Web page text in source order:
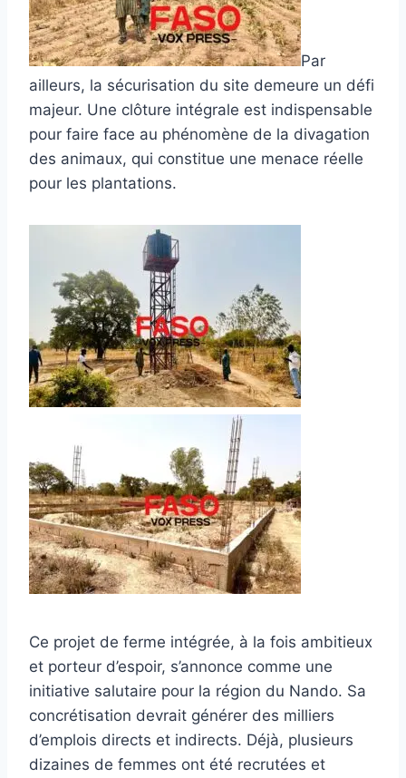
Par
ailleurs, la sécurisation du site demeure un défi
majeur. Une clôture intégrale est indispensable
pour faire face au phénomène de la divagation
des animaux, qui constitue une menace réelle
pour les plantations.
Ce projet de ferme intégrée, à la fois ambitieux
et porteur d’espoir, s’annonce comme une
initiative salutaire pour la région du Nando. Sa
concrétisation devrait générer des milliers
d’emplois directs et indirects. Déjà, plusieurs
dizaines de femmes ont été recrutées et